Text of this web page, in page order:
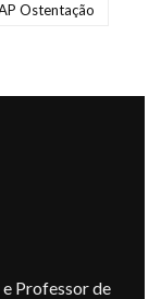
Ostentação
Professor de